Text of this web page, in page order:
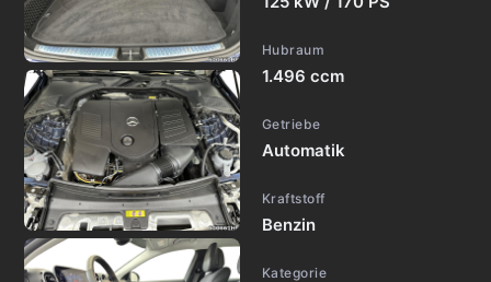
Hubraum
1.496 ccm
Getriebe
Automatik
Kraftstoff
Benzin
Kategorie